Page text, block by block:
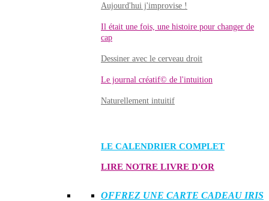
Aujourd'hui j'improvise !
Il était une fois, une histoire pour changer de
cap
Dessiner avec le cerveau droit
Le journal créatif© de l'intuition
Naturellement intuitif
LE CALENDRIER COMPLET
LIRE NOTRE LIVRE D'OR
OFFREZ UNE CARTE CADEAU IRIS